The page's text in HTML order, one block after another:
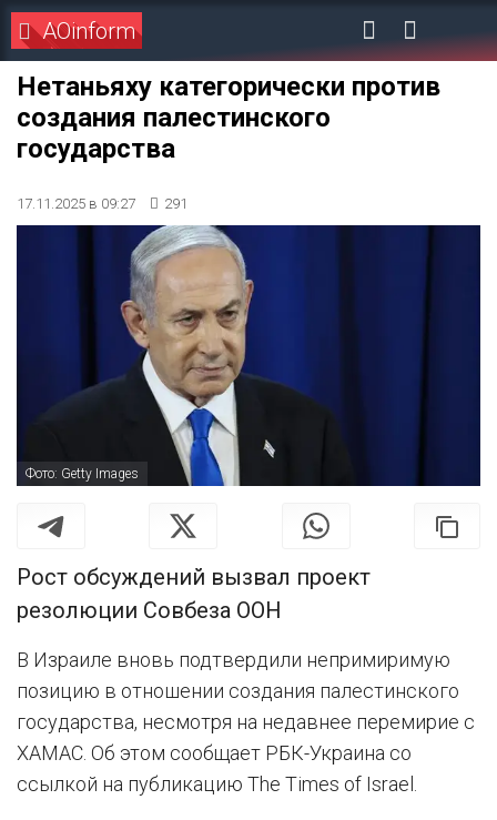
AOinform
Нетаньяху категорически против
создания палестинского
государства
17.11.2025 в 09:27 291
Фото: Getty Images
Рост обсуждений вызвал проект
резолюции Совбеза ООН
В Израиле вновь подтвердили непримиримую
позицию в отношении создания палестинского
государства, несмотря на недавнее перемирие с
ХАМАС. Об этом сообщает РБК-Украина со
ссылкой на публикацию The Times of Israel.